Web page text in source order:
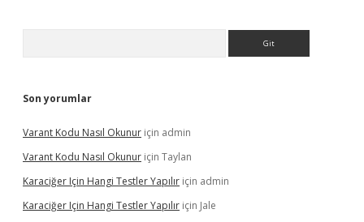
Son yorumlar
Varant Kodu Nasıl Okunur için admin
Varant Kodu Nasıl Okunur için Taylan
Karaciğer Için Hangi Testler Yapılır için admin
Karaciğer Için Hangi Testler Yapılır için Jale